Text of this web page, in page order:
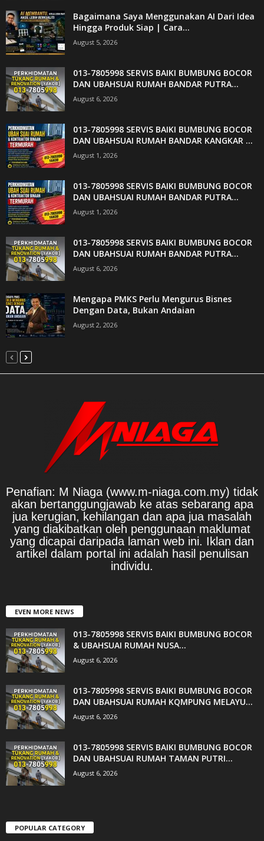
Bagaimana Saya Menggunakan AI Dari Idea
Hingga Produk Siap | Cara...
August 5, 2026
013-7805998 SERVIS BAIKI BUMBUNG BOCOR
DAN UBAHSUAI RUMAH BANDAR PUTRA...
August 6, 2026
013-7805998 SERVIS BAIKI BUMBUNG BOCOR
DAN UBAHSUAI RUMAH BANDAR KANGKAR ...
August 1, 2026
013-7805998 SERVIS BAIKI BUMBUNG BOCOR
DAN UBAHSUAI RUMAH BANDAR PUTRA...
August 1, 2026
013-7805998 SERVIS BAIKI BUMBUNG BOCOR
DAN UBAHSUAI RUMAH BANDAR PUTRA...
August 6, 2026
Mengapa PMKS Perlu Mengurus Bisnes
Dengan Data, Bukan Andaian
August 2, 2026
Penafian: M Niaga (www.m-niaga.com.my) tidak
akan bertanggungjawab ke atas sebarang apa
jua kerugian, kehilangan dan apa jua masalah
yang diakibatkan oleh penggunaan maklumat
yang dicapai daripada laman web ini. Iklan dan
artikel dalam portal ini adalah hasil penulisan
individu.
EVEN MORE NEWS
013-7805998 SERVIS BAIKI BUMBUNG BOCOR
& UBAHSUAI RUMAH NUSA...
August 6, 2026
013-7805998 SERVIS BAIKI BUMBUNG BOCOR
DAN UBAHSUAI RUMAH KQMPUNG MELAYU...
August 6, 2026
013-7805998 SERVIS BAIKI BUMBUNG BOCOR
DAN UBAHSUAI RUMAH TAMAN PUTRI...
August 6, 2026
POPULAR CATEGORY